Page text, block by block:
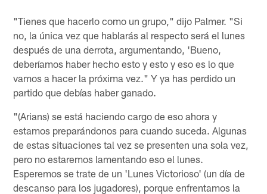
"Tienes que hacerlo como un grupo," dijo Palmer. "Si
no, la única vez que hablarás al respecto será el lunes
después de una derrota, argumentando, 'Bueno,
deberíamos haber hecho esto y esto y eso es lo que
vamos a hacer la próxima vez." Y ya has perdido un
partido que debías haber ganado.
"(Arians) se está haciendo cargo de eso ahora y
estamos preparándonos para cuando suceda. Algunas
de estas situaciones tal vez se presenten una sola vez,
pero no estaremos lamentando eso el lunes.
Esperemos se trate de un 'Lunes Victorioso' (un día de
descanso para los jugadores), porque enfrentamos la